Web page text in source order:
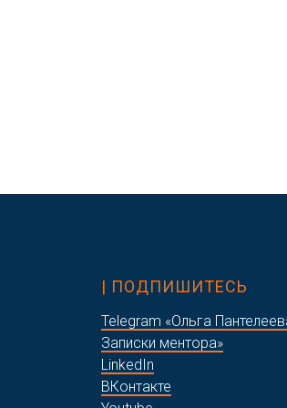
| ПОДПИШИТЕСЬ
Telegram «Ольга
Записки ментора»
LinkedIn
ВКонтакте